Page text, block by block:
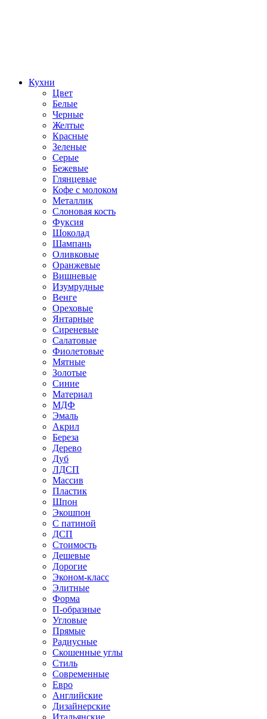
Кухни
Цвет
Белые
Черные
Желтые
Красные
Зеленые
Серые
Бежевые
Глянцевые
Кофе с молоком
Металлик
Слоновая кость
Фуксия
Шоколад
Шампань
Оливковые
Оранжевые
Вишневые
Изумрудные
Венге
Ореховые
Янтарные
Сиреневые
Салатовые
Фиолетовые
Мятные
Золотые
Синие
Материал
МДФ
Эмаль
Акрил
Береза
Дерево
Дуб
ЛДСП
Массив
Пластик
Шпон
Экошпон
С патиной
ДСП
Стоимость
Дешевые
Дорогие
Эконом-класс
Элитные
Форма
П-образные
Угловые
Прямые
Радиусные
Скошенные углы
Стиль
Современные
Евро
Английские
Дизайнерские
Итальянские